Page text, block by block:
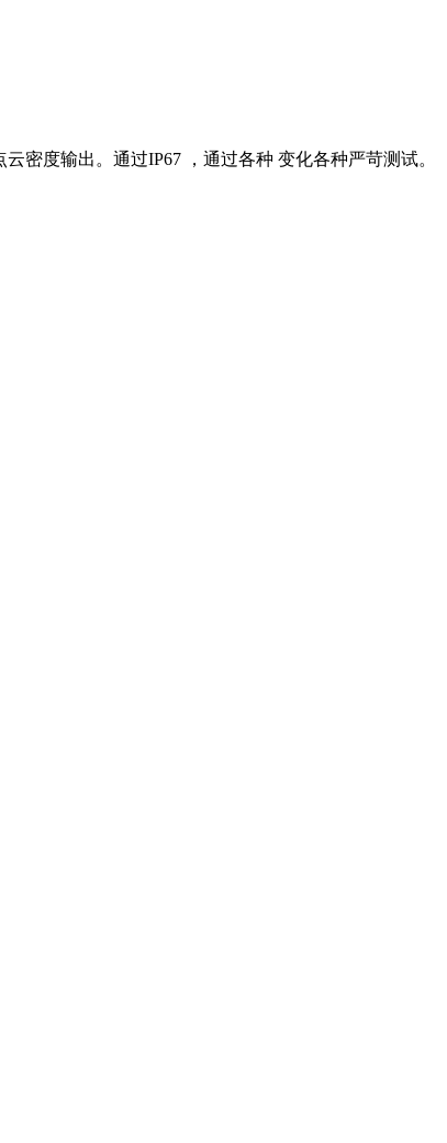
密度输出。通过IP67 ，通过各种 变化各种严苛测试。